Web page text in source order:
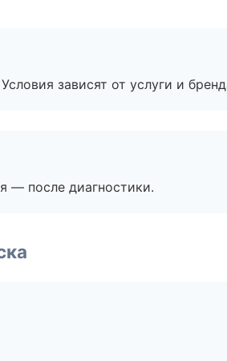
зависят от услуги и
— после диагностики.